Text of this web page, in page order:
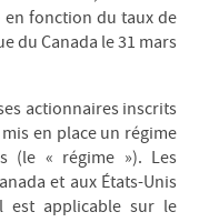
fonction du taux de
du Canada le 31 mars
actionnaires inscrits
mis en place un régime
(le « régime »). Les
et aux États-Unis
est applicable sur le